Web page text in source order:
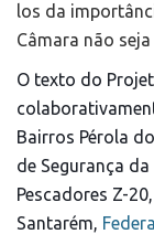
los da
Câmara não
O texto do
Bairros Pérola
de Segurança
Pescadores Z-20,
Santarém,